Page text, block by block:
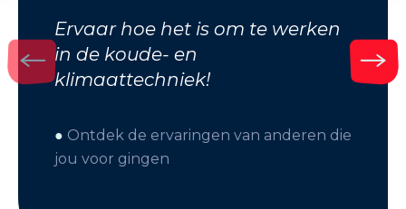
Ervaar hoe het is om te werken
in de koude- en
klimaattechniek!
● Ontdek de ervaringen van anderen die
jou voor gingen